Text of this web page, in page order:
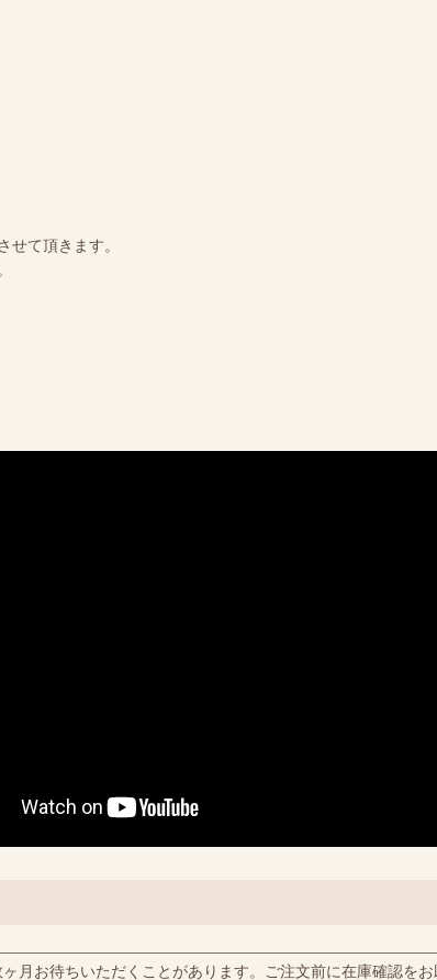
せて頂きます。
月お待ちいただくことがあります。ご注文前に在庫確認をお